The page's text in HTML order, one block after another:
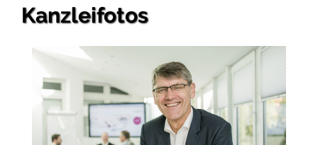
Kanzleifotos